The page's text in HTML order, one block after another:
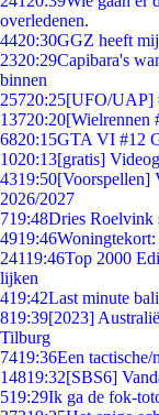
overledenen.
4420:30GGZ heeft
2320:29Capibara's
binnen
25720:25[UFO/UAP]
13720:20[Wielrennen
6820:15GTA VI #12
1020:13[gratis]
4319:50[Voorspellen]
2026/2027
719:48Dries Roelvink
4919:46Woningtekort:
24119:46Top 2000
lijken
419:42Last minute
819:39[2023]
Tilburg
7419:36Een
14819:32[SBS6]
519:29Ik ga de fok-